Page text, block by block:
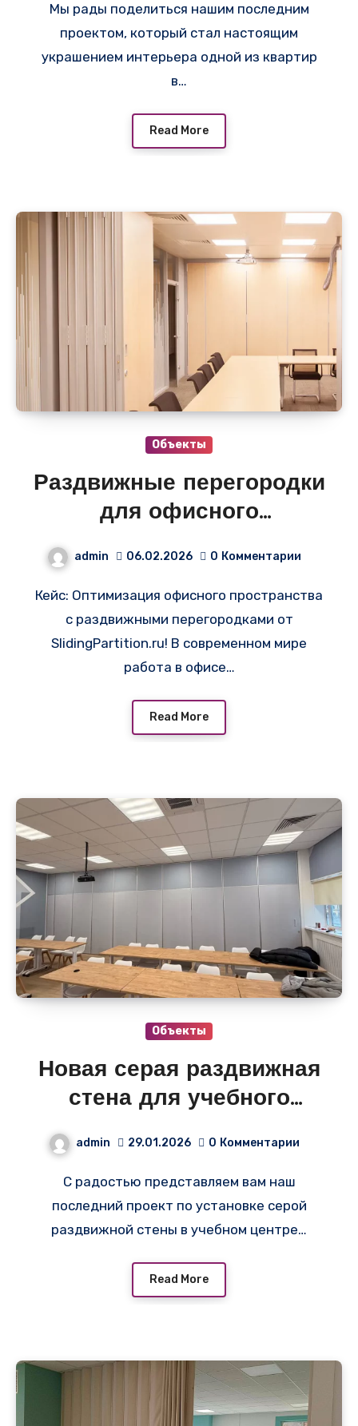
городе Ломоносов!
Мы рады поделиться нашим последним
проектом, который стал настоящим
украшением интерьера одной из квартир
в…
Read More
Объекты
Раздвижные перегородки
для офисного
admin 06.02.2026 0 Комментарии
Кейс: Оптимизация офисного пространства
с раздвижными перегородками от
SlidingPartition.ru! В современном мире
работа в офисе…
Read More
Объекты
Новая серая раздвижная
стена для учебного
центра «Морской Порт» в
admin 29.01.2026 0 Комментарии
С радостью представляем вам наш
последний проект по установке серой
раздвижной стены в учебном центре…
Read More